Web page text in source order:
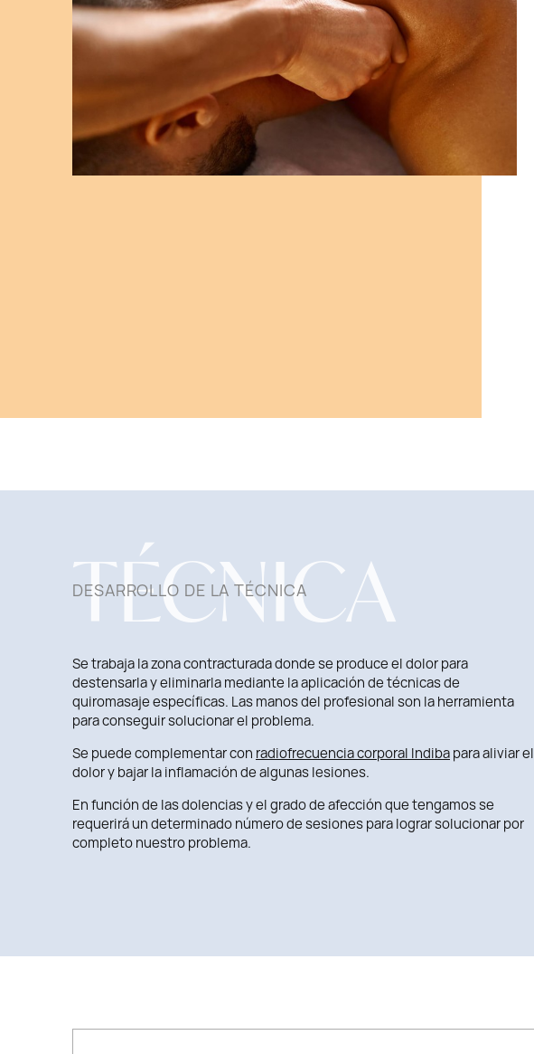
TÉCNICA
DESARROLLO DE LA TÉCNICA
Se trabaja la zona contracturada donde se produce el dolor para
destensarla y eliminarla mediante la aplicación de técnicas de
quiromasaje específicas. Las manos del profesional son la herramienta
para conseguir solucionar el problema.
Se puede complementar con radiofrecuencia corporal Indibapara aliviar el
dolor y bajar la inflamación de algunas lesiones.
En función de las dolencias y el grado de afección que tengamos se
requerirá un determinado número de sesiones para lograr solucionar por
completo nuestro problema.